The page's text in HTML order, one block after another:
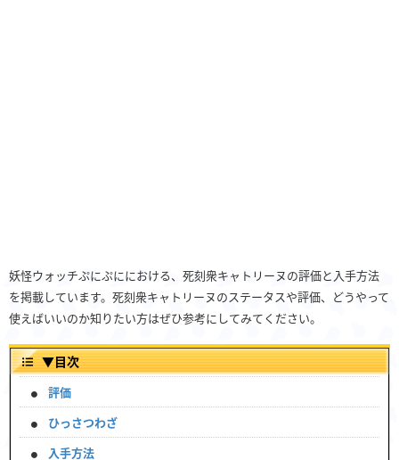
妖怪ウォッチぷにぷににおける、死刻衆キャトリーヌの評価と入手方法
を掲載しています。死刻衆キャトリーヌのステータスや評価、どうやって
使えばいいのか知りたい方はぜひ参考にしてみてください。
▼目次
評価
ひっさつわざ
入手方法